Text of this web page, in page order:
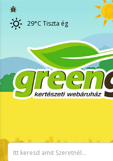
29°C Tiszta ég